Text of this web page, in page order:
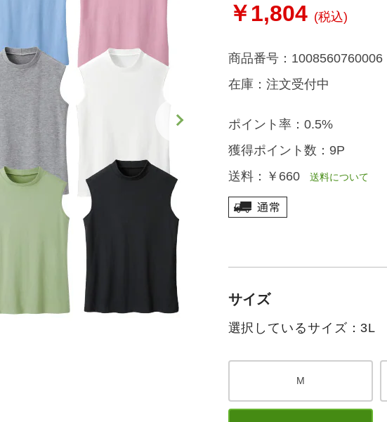
￥1,804 (税込)
商品番号： 1008560760006
在庫： 注文受付中
ポイント率： 0.5%
獲得ポイント数： 9P
送料： ￥660送料について
サイズ
選択しているサイズ：3L
M